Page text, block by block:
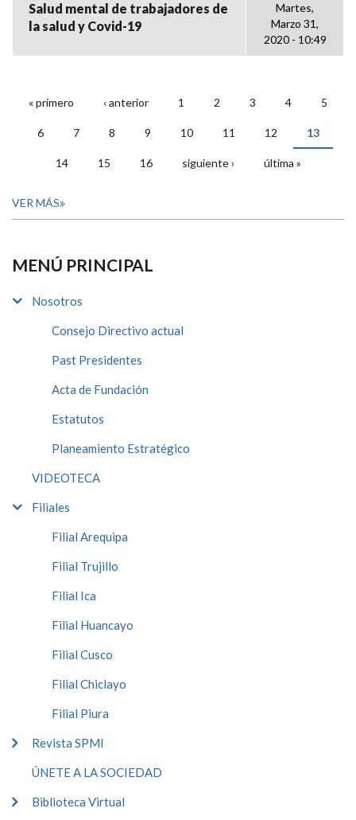
Salud mental de trabajadores de
la salud y Covid-19
Martes,
Marzo 31,
2020 - 10:49
PÁGINAS
« primero ‹ anterior 1 2 3 4 5
6 7 8 9 10 11 12 13
14 15 16 siguiente › última »
VER MÁS
MENÚ PRINCIPAL
Nosotros
Consejo Directivo actual
Past Presidentes
Acta de Fundación
Estatutos
Planeamiento Estratégico
VIDEOTECA
Filiales
Filial Arequipa
Filial Trujillo
Filial Ica
Filial Huancayo
Filial Cusco
Filial Chiclayo
Filial Piura
Revista SPMI
ÚNETE A LA SOCIEDAD
Biblioteca Virtual